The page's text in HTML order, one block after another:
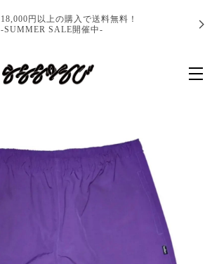
18,000円以上の購入で送料無料！
-SUMMER SALE開催中-